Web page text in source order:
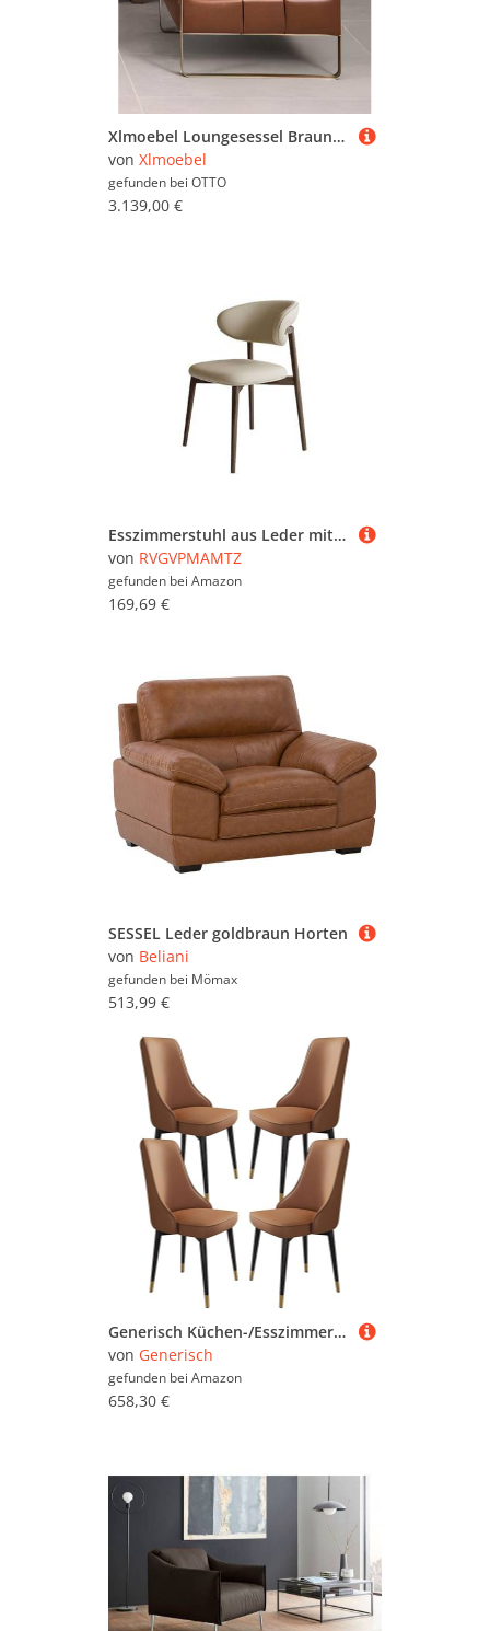
Xlmoebel Loungesessel Brauner Ohrensessel aus Leder mit weichem Polster für Komfort (Sessel), Hergestellt in Europa
von Xlmoebel
gefunden bei OTTO
3.139,00 €
Esszimmerstuhl aus Leder mit Beinen aus Massivholz,moderner Loungesessel aus der Mitte des Jahrhunderts,gepolsterter dekorativer Stuhl ohne Armlehnen für Küche,Wohnzimmer und Schlafzimmer Walnut
von RVGVPMAMTZ
gefunden bei Amazon
169,69 €
SESSEL Leder goldbraun Horten
von Beliani
gefunden bei Mömax
513,99 €
Generisch Küchen-/Esszimmerstuhl aus Mikrofaser-Leder, 4er-Set, robuste Wohnzimmer-Loungesessel mit Metallbeinen aus Karbonstahl(Coffee)
von Generisch
gefunden bei Amazon
658,30 €